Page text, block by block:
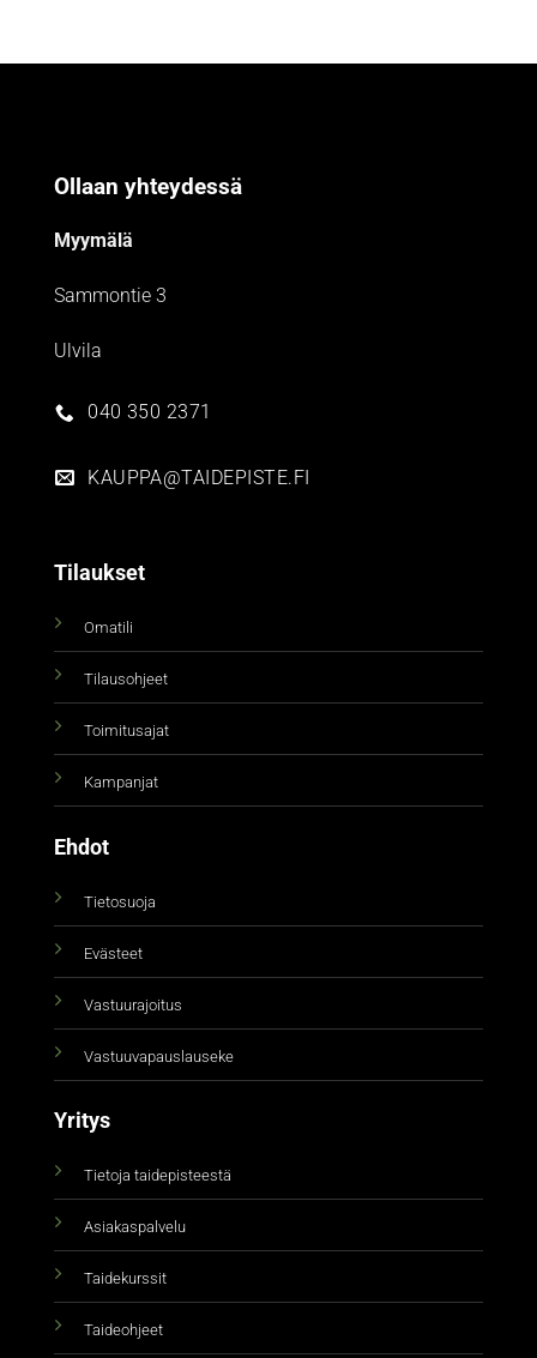
Ollaan yhteydessä
Myymälä
Sammontie 3
Ulvila
040 350 2371
KAUPPA@TAIDEPISTE.FI
Tilaukset
Omatili
Tilausohjeet
Toimitusajat
Kampanjat
Ehdot
Tietosuoja
Evästeet
Vastuurajoitus
Vastuuvapauslauseke
Yritys
Tietoja taidepisteestä
Asiakaspalvelu
Taidekurssit
Taideohjeet